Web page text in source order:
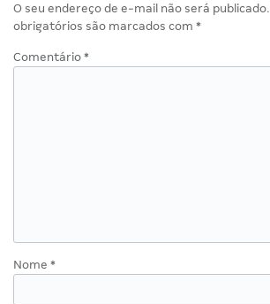
O seu endereço de e-mail não será publicado.
obrigatórios são marcados com *
Comentário *
Nome *